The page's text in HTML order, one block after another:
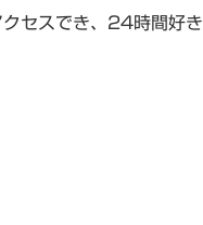
クセスでき、24時間好き